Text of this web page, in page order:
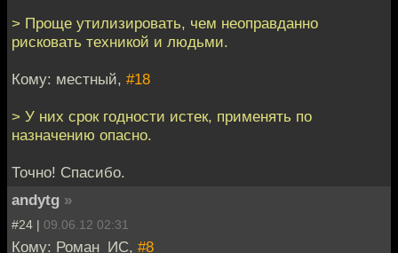
> Проще утилизировать, чем неоправданно
рисковать техникой и людьми.
Кому: местный, #18
> У них срок годности истек, применять по
назначению опасно.
Точно! Спасибо.
andytg »
#24 | 09.06.12 02:31
Кому: Роман_ИС, #8